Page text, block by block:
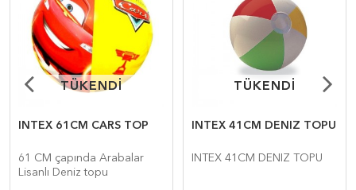
TÜKENDİ
TÜKENDİ
INTEX 61CM CARS TOP
61 CM çapında Arabalar
Lisanlı Deniz topu
TÜKENDİ
TÜKENDİ
INTEX 41CM DENIZ TOPU
INTEX 41CM DENIZ TOPU